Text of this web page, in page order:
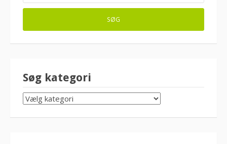
Søg kategori
SØG
KATEGORI